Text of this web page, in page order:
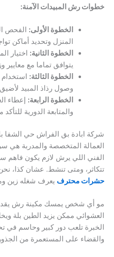
خطوات رش المبيدات الآمنة:
الخطوة الأولى: الفحص
المنزل وتحديد أماكن
الخطوة الثانية: اختيار
يتوافق تماما مع معايير
الخطوة الثالثة:
وصول رذاذ المبيد
الخطوة الرابعة: إعطاء
والمتابعة الدورية
شركة ابادة بق الفراش حي الشفا
العمالة المتخصصة والمدربة هي
الفني اللي يرش لازم يكون فاهم
تتكاثر، ومتى تنشط. عشان كذا،
حشرات محترف يعرف شغله زين
مو أي شخص يمسك مكينة رش
العشوائي ممكن يزيد الطين بلة
الخبرة تلعب دور كبير وحاسم في
والقضاء على المستعمرة من